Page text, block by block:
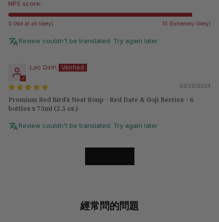
NPS score:
0 (Not at all likely) 10 (Extremely likely)
Review couldn't be translated. Try again later
Loc Dinh
03/20/2024
Premium Red Bird’s Nest Soup - Red Date & Goji Berries - 6
bottles x 75ml (2.5 oz.)
Review couldn't be translated. Try again later
經常問的問題